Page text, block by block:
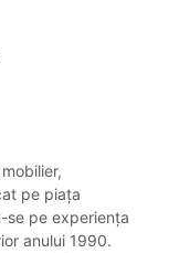
pe piața
se pe experiența
anului 1990.